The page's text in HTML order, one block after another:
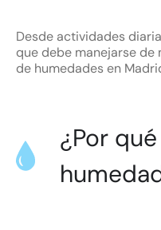
Desde actividades
que debe manejarse de
de humedades en
¿Por